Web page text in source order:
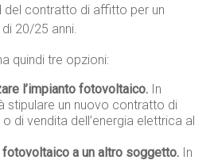
del contratto di affitto per un
20/25 anni.
quindi tre opzioni:
l’impianto fotovoltaico. In
stipulare un nuovo contratto di
di vendita dell’energia elettrica al
fotovoltaico a un altro soggetto. In